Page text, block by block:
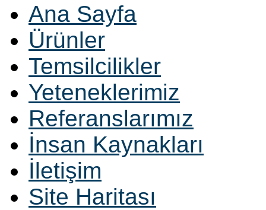
Ana Sayfa
Ürünler
Temsilcilikler
Yeteneklerimiz
Referanslarımız
İnsan Kaynakları
İletişim
Site Haritası